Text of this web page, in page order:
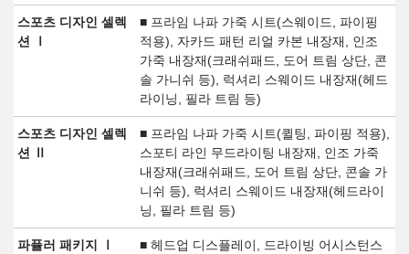
스포츠 디자인 셀렉
션 Ⅰ
■ 프라임 나파 가죽 시트(스웨이드, 파이핑
적용), 자카드 패턴 리얼 카본 내장재, 인조
가죽 내장재(크래쉬패드, 도어 트림 상단, 콘
솔 가니쉬 등), 럭셔리 스웨이드 내장재(헤드
라이닝, 필라 트림 등)
스포츠 디자인 셀렉
션 Ⅱ
■ 프라임 나파 가죽 시트(퀼팅, 파이핑 적용),
스포티 라인 무드라이팅 내장재, 인조 가죽
내장재(크래쉬패드, 도어 트림 상단, 콘솔 가
니쉬 등), 럭셔리 스웨이드 내장재(헤드라이
닝, 필라 트림 등)
파퓰러 패키지 Ⅰ
■ 헤드업 디스플레이, 드라이빙 어시스턴스